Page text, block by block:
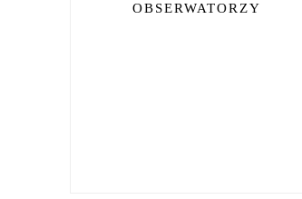
OBSERWATORZY